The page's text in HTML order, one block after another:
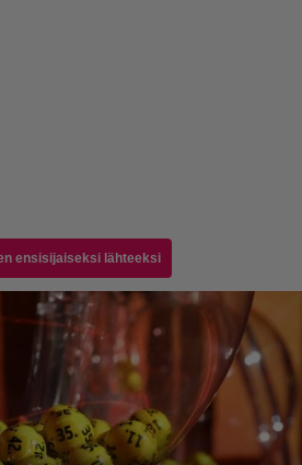
ensisijaiseksi lähteeksi